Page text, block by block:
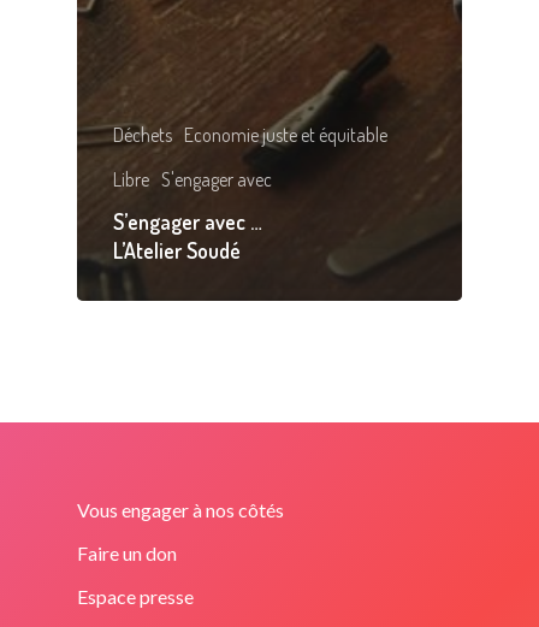
Déchets Economie juste et équitable
Libre S'engager avec
S’engager avec …
L’Atelier Soudé
Vous engager à nos côtés
Faire un don
Espace presse